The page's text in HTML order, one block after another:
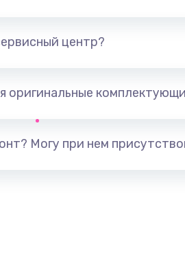
центр?
оригинальные
Могу при нем